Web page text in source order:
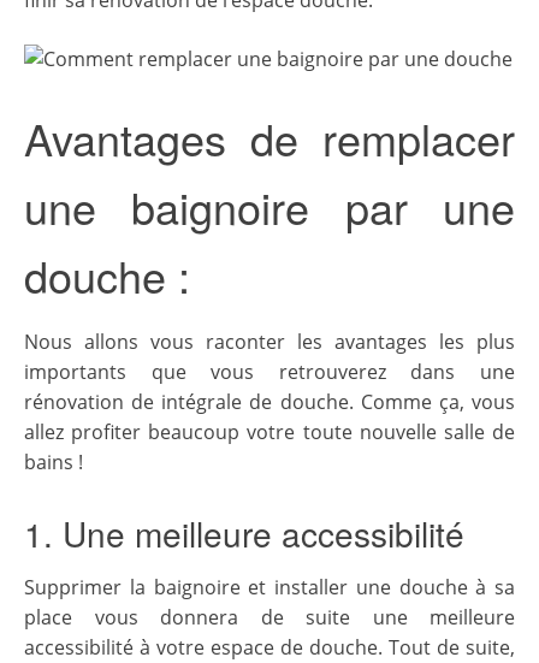
Avantages de remplacer
une baignoire par une
douche :
Nous allons vous raconter les avantages les plus
importants que vous retrouverez dans une
rénovation de intégrale de douche. Comme ça, vous
allez profiter beaucoup votre toute nouvelle salle de
bains !
1. Une meilleure accessibilité
Supprimer la baignoire et installer une douche à sa
place vous donnera de suite une meilleure
accessibilité à votre espace de douche. Tout de suite,